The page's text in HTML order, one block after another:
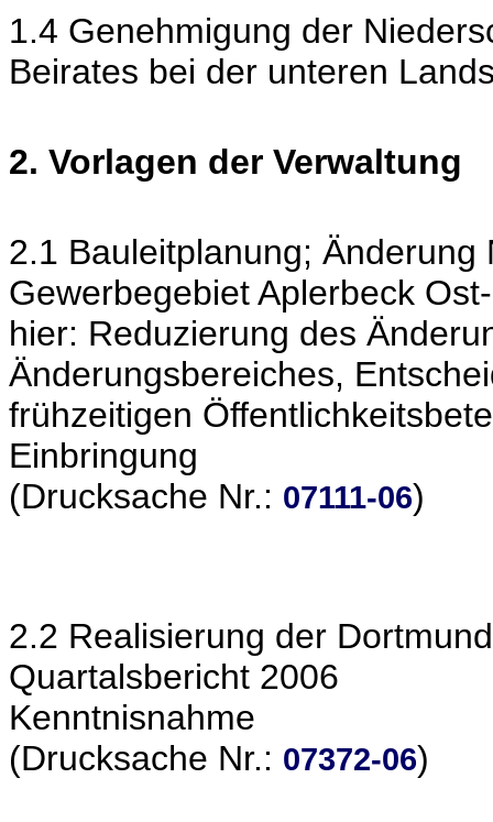
1.4 Genehmigung der
Beirates bei der unteren
2. Vorlagen der Verwaltung
2.1 Bauleitplanung;
Gewerbegebiet Aplerbeck Ost-
hier: Reduzierung des
Änderungsbereiches,
frühzeitigen
Einbringung
(Drucksache Nr.: 07111-06)
2.2 Realisierung der
Quartalsbericht 2006
Kenntnisnahme
(Drucksache Nr.: 07372-06)